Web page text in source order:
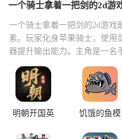
一个骑士拿着一把剑的2d游
一个骑士拿着一把剑的2d游戏
素。玩家化身苹果骑士，使用
器提升输出能力。主角是一名
怪物积累资源强化宝剑，使剑
景，配合精准的横版跳跃与
明朝开国英
饥饿的鱼模